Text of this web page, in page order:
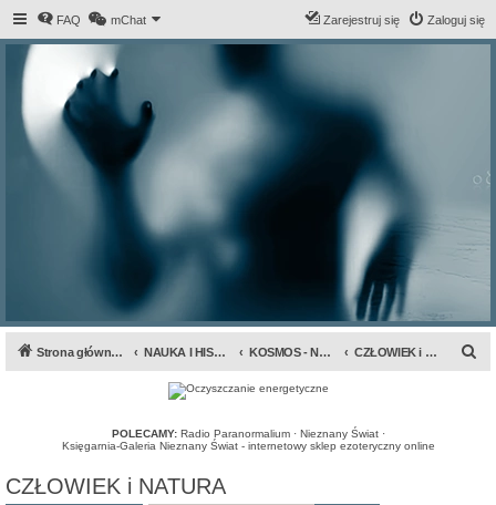
FAQ mChat Zaloguj się
Zarejestruj się
Strona główna forum NAUKA I HISTORIA KOSMOS - NAUKA - TECHNIKA CZŁOWIEK i NATURA
POLECAMY: Radio Paranormalium· Nieznany Świat·
Księgarnia-Galeria Nieznany Świat - internetowy sklep ezoteryczny online
CZŁOWIEK i NATURA